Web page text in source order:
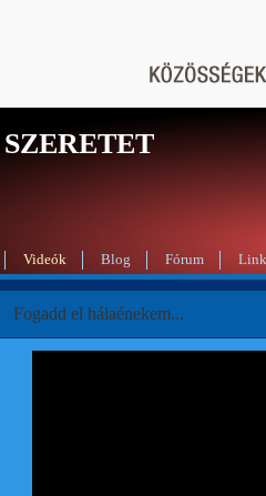
Videók Blog Fórum
Fogadd el hálaénekem...